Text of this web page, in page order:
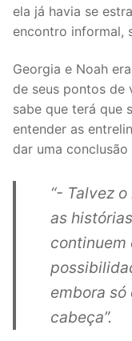
ela já havia se
encontro informal,
Georgia e Noah
de seus pontos de
sabe que terá que
entender as
dar uma
“- Talvez
as
continuem
embora só
cabeça”.